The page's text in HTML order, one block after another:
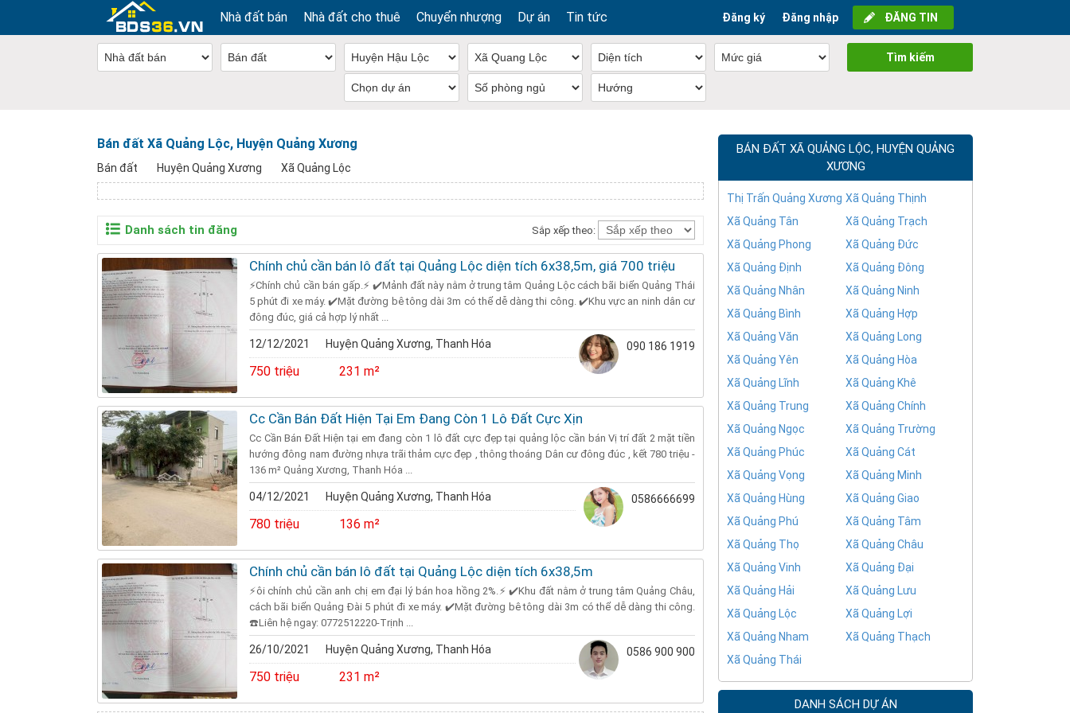
Nhà đất bán Nhà đất cho thuê Chuyển nhượng Dự án Tin tức ĐĂNG TIN
Đăng nhập
Đăng ký
Tìm kiếm
Bán đất Xã Quảng Lộc, Huyện Quảng Xương
Bán đất Huyện Quảng Xương Xã Quảng Lộc
Danh sách tin đăng Sắp xếp theo:
Chính chủ cần bán lô đất tại Quảng Lộc diện tích 6x38,5m, giá 700 triệu
⚡Chính chủ cần bán gấp.⚡ ✔️Mảnh đất này nằm ở trung tâm Quảng Lộc cách bãi biển Quảng Thái
5 phút đi xe máy. ✔️Mặt đường bê tông dài 3m có thể dễ dàng thi công. ✔️Khu vực an ninh dân cư
đông đúc, giá cả hợp lý nhất ...
12/12/2021 Huyện Quảng Xương, Thanh Hóa
750 triệu 231 m²
090 186 1919
Cc Cần Bán Đất Hiện Tại Em Đang Còn 1 Lô Đất Cực Xịn
Cc Cần Bán Đất Hiện tại em đang còn 1 lô đất cực đẹp tại quảng lộc cần bán Vị trí đất 2 mặt tiền
hướng đông nam đường nhựa trãi thảm cực đẹp , thông thoáng Dân cư đông đúc , kết 780 triệu -
136 m² Quảng Xương, Thanh Hóa ...
04/12/2021 Huyện Quảng Xương, Thanh Hóa
780 triệu 136 m²
0586666699
Chính chủ cần bán lô đất tại Quảng Lộc diện tích 6x38,5m
⚡ôi chính chủ cần anh chị em đại lý bán hoa hồng 2%.⚡ ✔️Khu đất nằm ở trung tâm Quảng Châu,
cách bãi biển Quảng Đài 5 phút đi xe máy. ✔️Mặt đường bê tông dài 3m có thể dễ dàng thi công.
☎️Liên hệ ngay: 0772512220-Trịnh ...
26/10/2021 Huyện Quảng Xương, Thanh Hóa
750 triệu 231 m²
0586 900 900
BÁN ĐẤT XÃ QUẢNG LỘC, HUYỆN QUẢNG
XƯƠNG
Thị Trấn Quảng Xương Xã Quảng Thịnh
Xã Quảng Tân
Xã Quảng Trạch
Xã Quảng Phong
Xã Quảng Đức
Xã Quảng Định
Xã Quảng Đông
Xã Quảng Nhân
Xã Quảng Ninh
Xã Quảng Bình
Xã Quảng Hợp
Xã Quảng Văn
Xã Quảng Long
Xã Quảng Yên
Xã Quảng Hòa
Xã Quảng Lĩnh
Xã Quảng Khê
Xã Quảng Trung
Xã Quảng Chính
Xã Quảng Ngọc
Xã Quảng Trường
Xã Quảng Phúc
Xã Quảng Cát
Xã Quảng Vọng
Xã Quảng Minh
Xã Quảng Hùng
Xã Quảng Giao
Xã Quảng Phú
Xã Quảng Tâm
Xã Quảng Thọ
Xã Quảng Châu
Xã Quảng Vinh
Xã Quảng Đại
Xã Quảng Hải
Xã Quảng Lưu
Xã Quảng Lộc
Xã Quảng Lợi
Xã Quảng Nham
Xã Quảng Thạch
Xã Quảng Thái
DANH SÁCH DỰ ÁN